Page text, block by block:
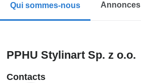
Qui sommes-nous Annonces
PPHU Stylinart Sp. z o.o.
Contacts